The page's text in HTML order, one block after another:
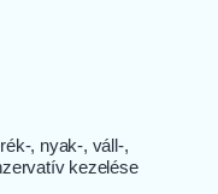
, nyak-, váll-,
kezelése